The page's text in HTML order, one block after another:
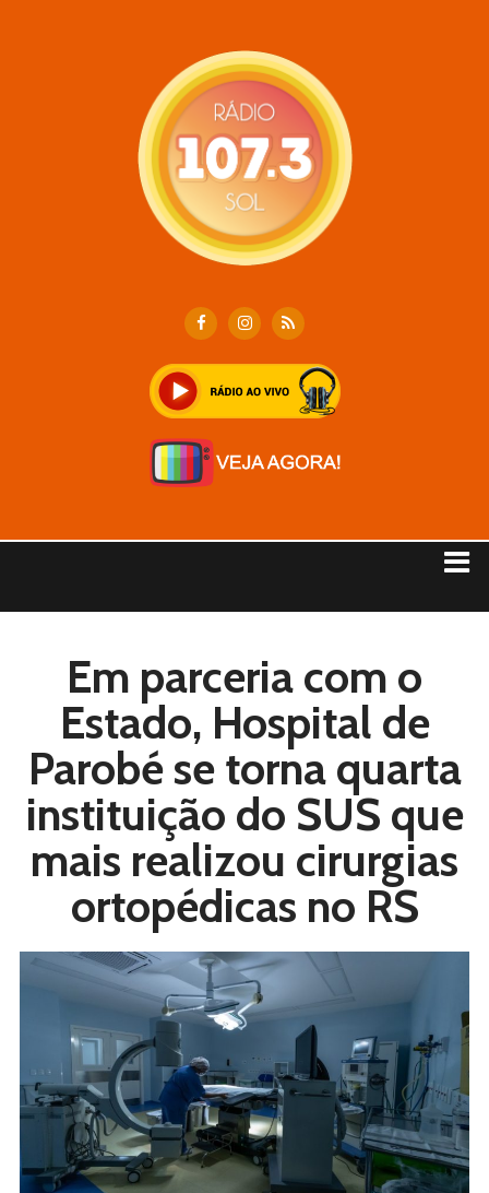
Em parceria com o
Estado, Hospital de
Parobé se torna quarta
instituição do SUS que
mais realizou cirurgias
ortopédicas no RS